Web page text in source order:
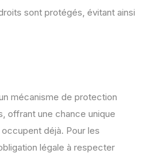
sont protégés, évitant ainsi
mécanisme de protection
offrant une chance unique
occupent déjà. Pour les
légale à respecter